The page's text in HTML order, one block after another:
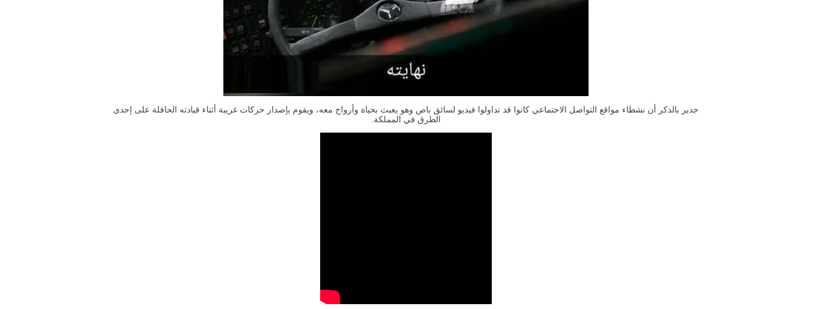
جدير بالذكر أن نشطاء مواقع التواصل الاجتماعي كانوا قد تداولوا فيديو لسائق باص وهو يعبث بحياة وأرواح معه، ويقوم بإصدار حركات غريبة أثناء قيادته الحافلة على إحدى
الطرق في المملكة.